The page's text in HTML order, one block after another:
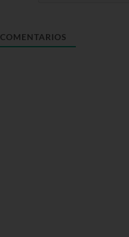
COMENTARIOS